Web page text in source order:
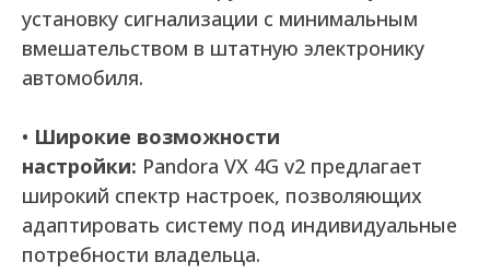
установку сигнализации с минимальным
вмешательством в штатную электронику
автомобиля.
• Широкие возможности
настройки: Pandora VX 4G v2 предлагает
широкий спектр настроек, позволяющих
адаптировать систему под индивидуальные
потребности владельца.